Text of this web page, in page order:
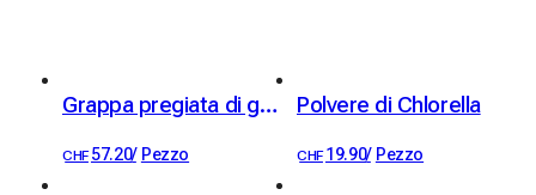
Grappa pregiata di genziana Kübler 46% vol. 50cl
CHF 57.20/ Pezzo
Polvere di Chlorella
CHF 19.90/ Pezzo